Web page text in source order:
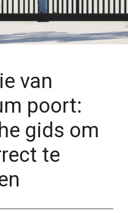
van
poort:
gids om
te